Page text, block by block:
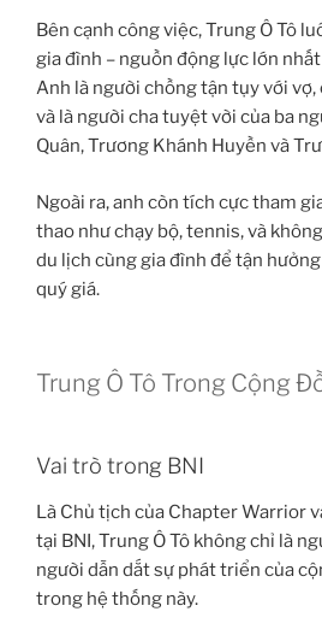
Bên cạnh công việc, Trung Ô Tô
gia đình – nguồn động lực lớn
Anh là người chồng tận tụy với vợ,
và là người cha tuyệt vời của ba
Quân, Trương Khánh Huyền và
Ngoài ra, anh còn tích cực tham
thao như chạy bộ, tennis, và
du lịch cùng gia đình để tận
quý giá.
Trung Ô Tô Trong Cộng
Vai trò trong BNI
Là Chủ tịch của Chapter Warrior
tại BNI, Trung Ô Tô không chỉ là
người dẫn dắt sự phát triển của
trong hệ thống này.